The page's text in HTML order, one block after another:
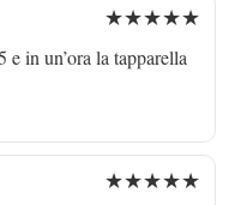
★★★★★
in un’ora la tapparella
★★★★★